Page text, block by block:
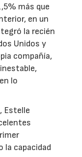
más que
en un
la recién
Unidos y
compañía,
lo
Estelle
la capacidad